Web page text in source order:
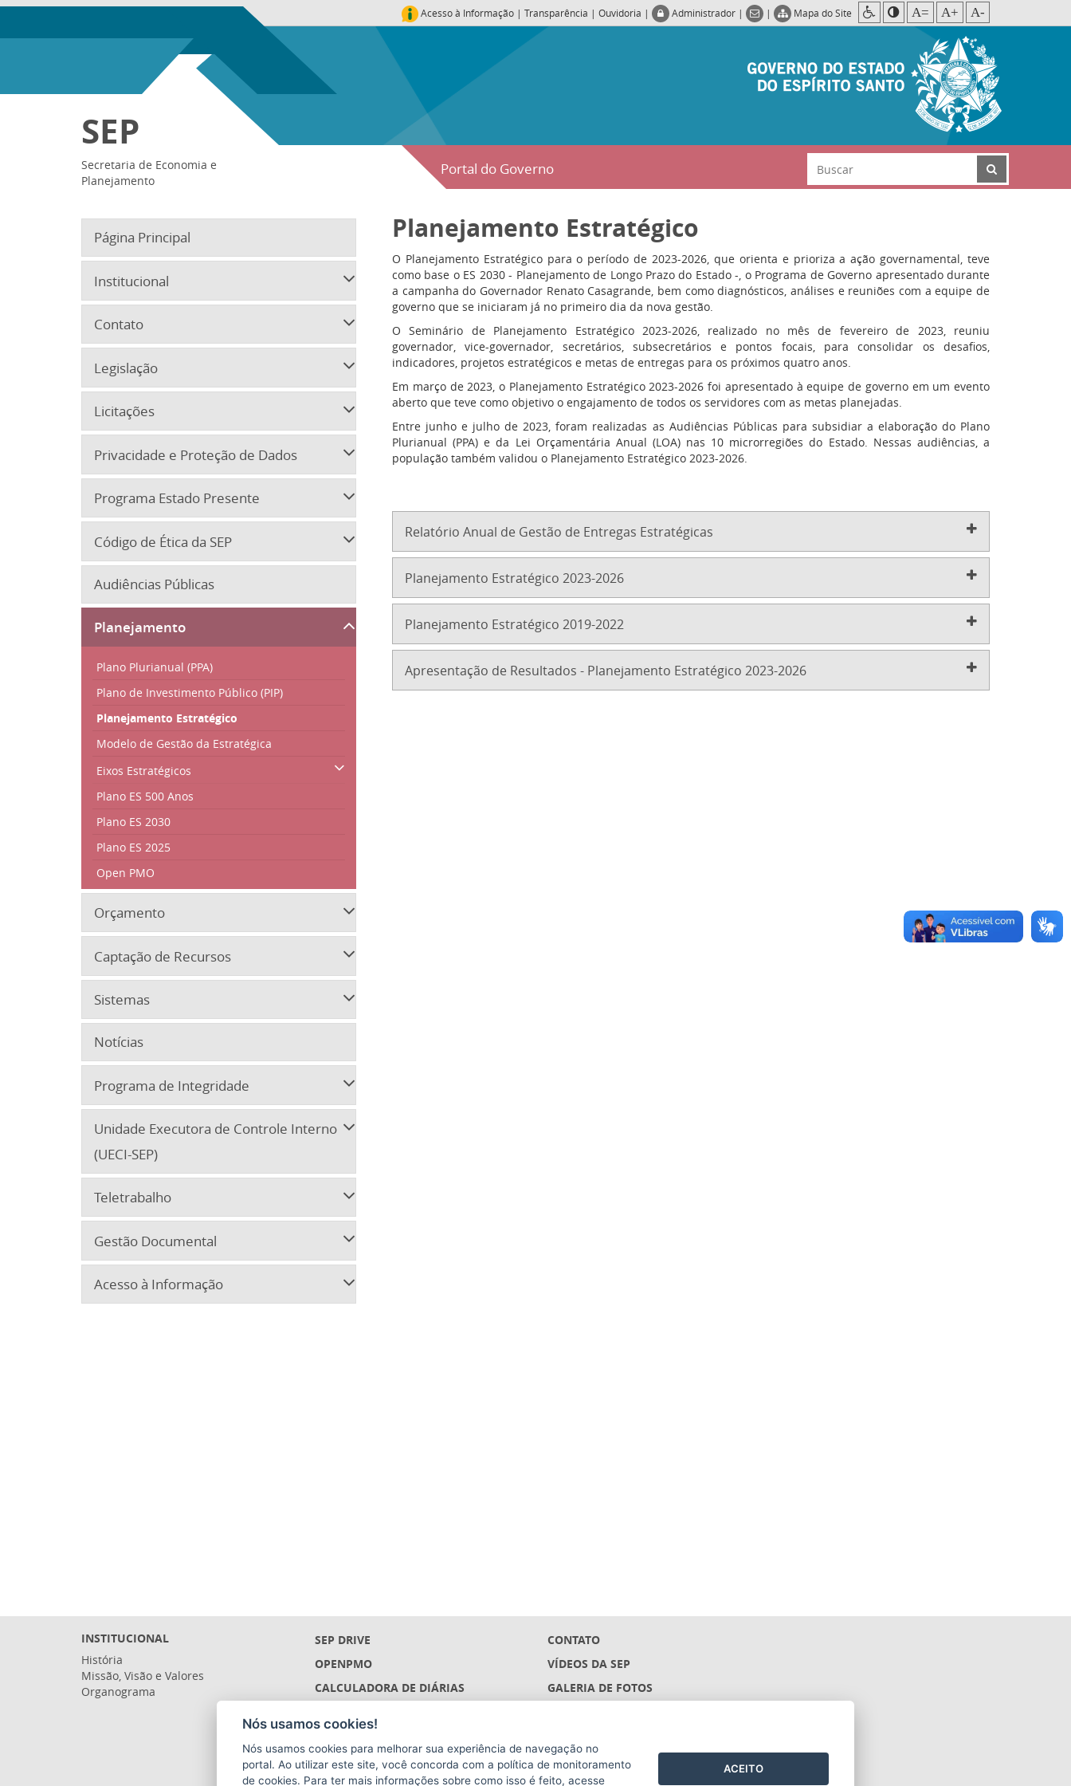
Acesso à Informação | Transparência | Ouvidoria | Administrador | | Mapa do Site A= A+ A-
Portal do Governo
SEP
Secretaria de Economia e
Planejamento
Página Principal
Institucional
Contato
Legislação
Licitações
Privacidade e Proteção de Dados
Programa Estado Presente
Código de Ética da SEP
Audiências Públicas
Planejamento
Plano Plurianual (PPA)
Plano de Investimento Público (PIP)
Planejamento Estratégico
Modelo de Gestão da Estratégica
Eixos Estratégicos
Plano ES 500 Anos
Plano ES 2030
Plano ES 2025
Open PMO
Orçamento
Captação de Recursos
Sistemas
Notícias
Programa de Integridade
Unidade Executora de Controle Interno
(UECI-SEP)
Teletrabalho
Gestão Documental
Acesso à Informação
Planejamento Estratégico
O Planejamento Estratégico para o período de 2023-2026, que orienta e prioriza a ação governamental, teve
como base o ES 2030 - Planejamento de Longo Prazo do Estado -, o Programa de Governo apresentado durante
a campanha do Governador Renato Casagrande, bem como diagnósticos, análises e reuniões com a equipe de
governo que se iniciaram já no primeiro dia da nova gestão.
O Seminário de Planejamento Estratégico 2023-2026, realizado no mês de fevereiro de 2023, reuniu
governador, vice-governador, secretários, subsecretários e pontos focais, para consolidar os desafios,
indicadores, projetos estratégicos e metas de entregas para os próximos quatro anos.
Em março de 2023, o Planejamento Estratégico 2023-2026 foi apresentado à equipe de governo em um evento
aberto que teve como objetivo o engajamento de todos os servidores com as metas planejadas.
Entre junho e julho de 2023, foram realizadas as Audiências Públicas para subsidiar a elaboração do Plano
Plurianual (PPA) e da Lei Orçamentária Anual (LOA) nas 10 microrregiões do Estado. Nessas audiências, a
população também validou o Planejamento Estratégico 2023-2026.
Relatório Anual de Gestão de Entregas Estratégicas
Planejamento Estratégico 2023-2026
Planejamento Estratégico 2019-2022
Apresentação de Resultados - Planejamento Estratégico 2023-2026
INSTITUCIONAL
História
Missão, Visão e Valores
Organograma
SEP DRIVE
OPENPMO
CALCULADORA DE DIÁRIAS
SIGES (DESCONTINUADO)
CONTATO
VÍDEOS DA SEP
GALERIA DE FOTOS
Nós usamos cookies!
Nós usamos cookies para melhorar sua experiência de navegação no
portal. Ao utilizar este site, você concorda com a política de monitoramento
de cookies. Para ter mais informações sobre como isso é feito, acesse
ACEITO